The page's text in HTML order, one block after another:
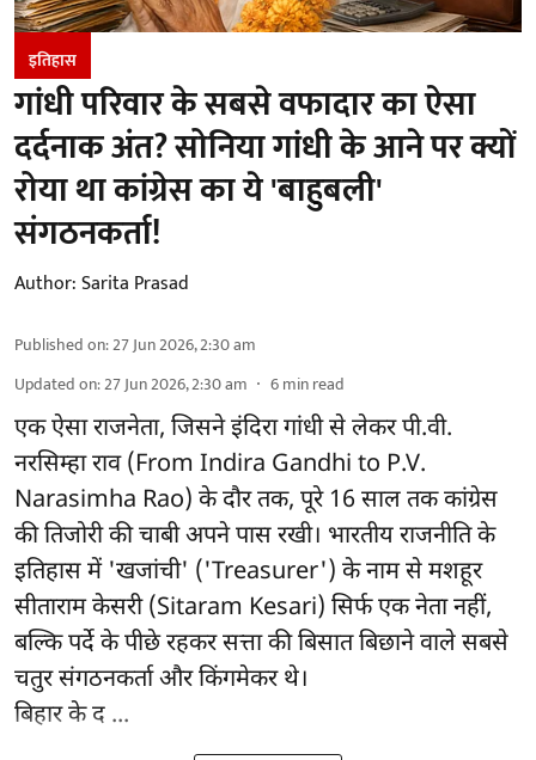
इतिहास
गांधी परिवार के सबसे वफादार का ऐसा
दर्दनाक अंत? सोनिया गांधी के आने पर क्यों
रोया था कांग्रेस का ये 'बाहुबली'
संगठनकर्ता!
Author:Sarita Prasad
Published on:27 Jun 2026, 2:30 am
Updated on:27 Jun 2026, 2:30 am 6min read
एक ऐसा राजनेता, जिसने इंदिरा गांधी से लेकर पी.वी.
नरसिम्हा राव (From Indira Gandhi to P.V.
Narasimha Rao) के दौर तक, पूरे 16 साल तक कांग्रेस
की तिजोरी की चाबी अपने पास रखी। भारतीय राजनीति के
इतिहास में 'खजांची' ('Treasurer') के नाम से मशहूर
सीताराम केसरी (Sitaram Kesari) सिर्फ एक नेता नहीं,
बल्कि पर्दे के पीछे रहकर सत्ता की बिसात बिछाने वाले सबसे
चतुर संगठनकर्ता और किंगमेकर थे।
बिहार के द ...